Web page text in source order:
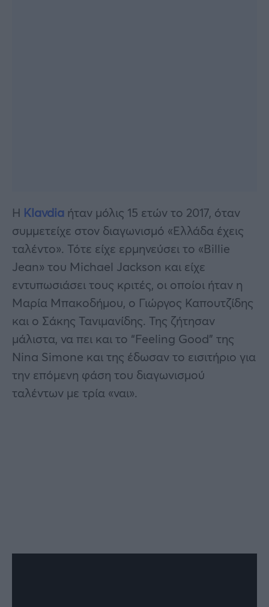
Η Klavdia ήταν μόλις 15 ετών το 2017, όταν
συμμετείχε στον διαγωνισμό «Ελλάδα έχεις
ταλέντο». Τότε είχε ερμηνεύσει το «Billie
Jean» του Michael Jackson και είχε
εντυπωσιάσει τους κριτές, οι οποίοι ήταν η
Μαρία Μπακοδήμου, ο Γιώργος Καπουτζίδης
και ο Σάκης Τανιμανίδης. Της ζήτησαν
μάλιστα, να πει και το “Feeling Good” της
Nina Simone και της έδωσαν το εισιτήριο για
την επόμενη φάση του διαγωνισμού
ταλέντων με τρία «ναι».